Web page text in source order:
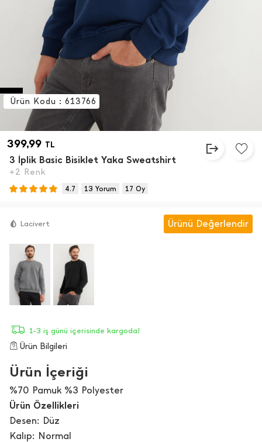
399,99 TL
3 İ̇plik Basic Bisiklet Yaka Sweatshirt
+2 Renk
Ürün Kodu : 613766
4.7 13 Yorum 17 Oy
Lacivert Ürünü Değerlendir
1-3 iş günü içerisinde kargoda!
Ürün Bilgileri
Ürün İçeriği
%70 Pamuk %3 Polyester
Ürün Özellikleri
Desen: Düz
Kalıp: Normal